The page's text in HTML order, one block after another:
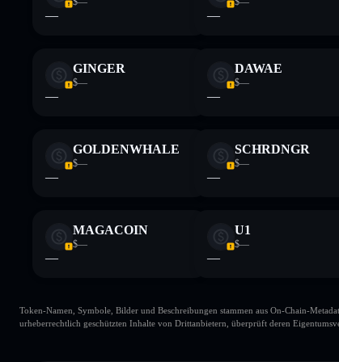
— —
GINGER
$—
—
DAWAE
$—
—
GOLDENWHALE
$—
—
SCHRDNGR
$—
—
MAGACOIN
$—
—
U1
$—
—
Token-Namen, Symbole, Bilder und Beschreibungen stammen aus On-Chain-
urheberrechtlich geschützten Inhalte von Drittanbietern, überprüft deren